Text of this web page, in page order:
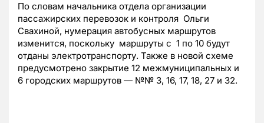
По словам начальника отдела организации
пассажирских перевозок и контроля Ольги
Свахиной, нумерация автобусных маршрутов
изменится, поскольку маршруты с 1 по 10 будут
отданы электротранспорту. Также в новой схеме
предусмотрено закрытие 12 межмуниципальных и
6 городских маршрутов — №№ 3, 16, 17, 18, 27 и 32.